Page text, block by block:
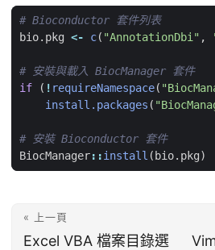
# Bioconductor 套件列表
bio.pkg <- c( "AnnotationDbi" ,
# 安裝與載入 BiocManager 套件
if
( ! requireNamespace(
install.packages (
# 安裝 Bioconductor 套件
BiocManager::install ( bio.pkg)
« 上一頁
Excel VBA 檔案目錄選